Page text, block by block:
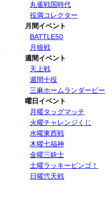
丸雀戦国時代
役満コレクター
月間イベント
BATTLE50
月狼戦
週間イベント
天上戦
週間十役
三麻ホームランダービー
曜日イベント
月曜タッグマッチ
火曜チャレンジくじ
水曜東西戦
木曜七福神
金曜三銃士
土曜ラッキービンゴ！
日曜弐天戦